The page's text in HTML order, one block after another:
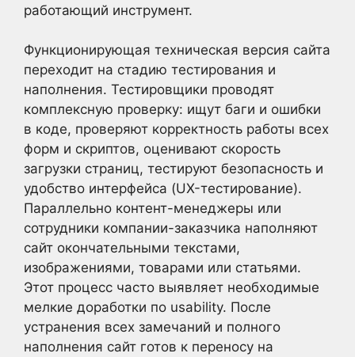
работающий инструмент.
Функционирующая техническая версия сайта
переходит на стадию тестирования и
наполнения. Тестировщики проводят
комплексную проверку: ищут баги и ошибки
в коде, проверяют корректность работы всех
форм и скриптов, оценивают скорость
загрузки страниц, тестируют безопасность и
удобство интерфейса (UX-тестирование).
Параллельно контент-менеджеры или
сотрудники компании-заказчика наполняют
сайт окончательными текстами,
изображениями, товарами или статьями.
Этот процесс часто выявляет необходимые
мелкие доработки по usability. После
устранения всех замечаний и полного
наполнения сайт готов к переносу на